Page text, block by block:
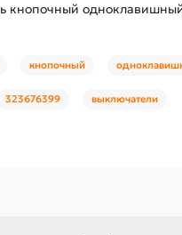
кнопочный
кнопочный
323676399 выключатели